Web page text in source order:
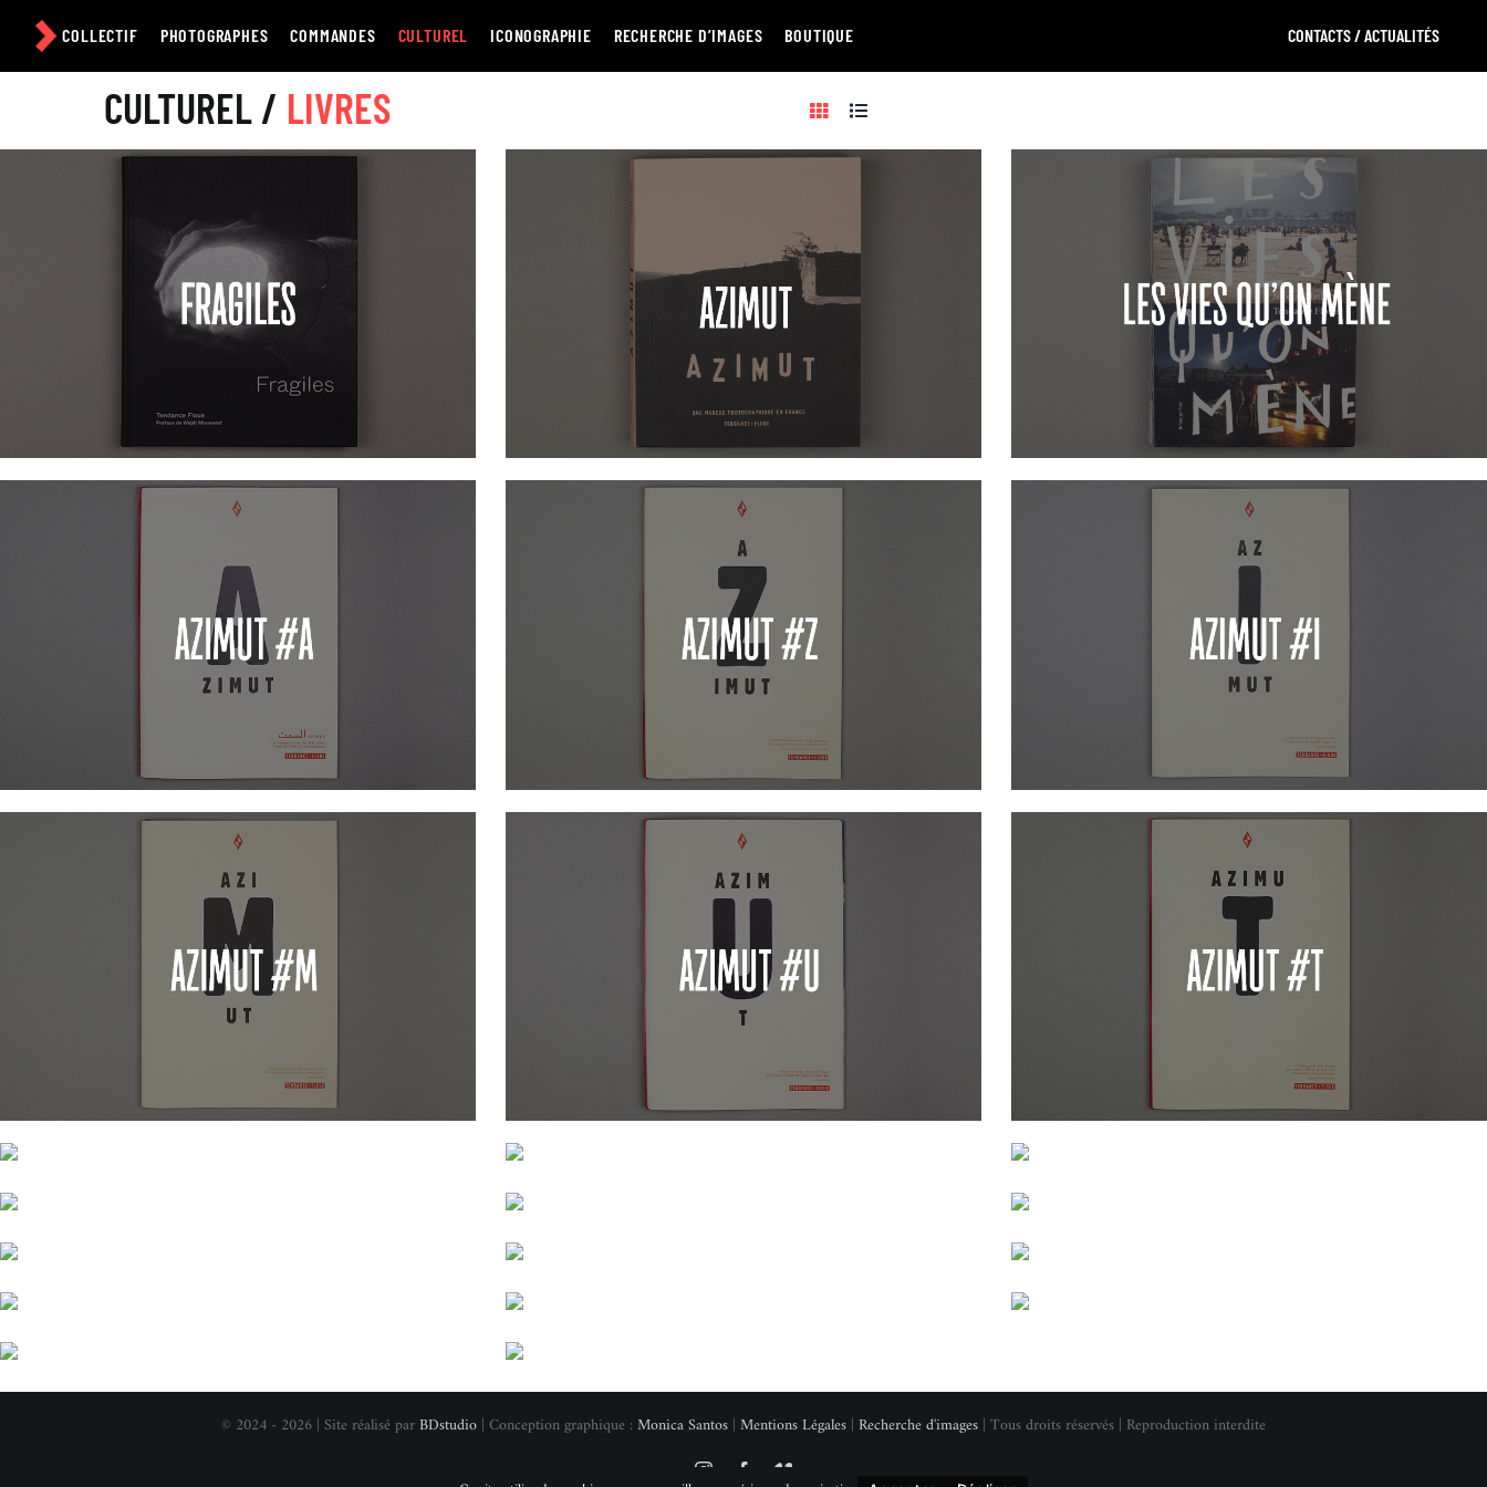
Passer
contenu
COLLECTIF PHOTOGRAPHES COMMANDES CULTUREL ICONOGRAPHIE RECHERCHE D’IMAGES BOUTIQUE CONTACTS / ACTUALITÉS
CULTUREL / LIVRES
© 2024 - 2026 | Site réalisé parBDstudio | Conception graphique : Monica Santos | Mentions Légales | Recherche d'images | Tous droits réservés | Reproduction interdite
InstagramFacebookVimeo